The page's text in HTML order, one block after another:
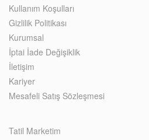
Kullanım Koşulları
Gizlilik Politikası
Kurumsal
İptai İade Değişiklik
İletişim
Kariyer
Mesafeli Satış Sözleşmesi
Tatil Marketim